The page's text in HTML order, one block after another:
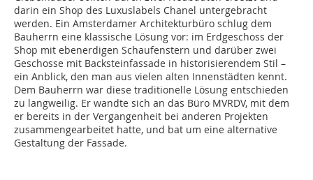
darin ein Shop des Luxuslabels Chanel untergebracht
werden. Ein Amsterdamer Architekturbüro schlug dem
Bauherrn eine klassische Lösung vor: im Erdgeschoss der
Shop mit ebenerdigen Schaufenstern und darüber zwei
Geschosse mit Backsteinfassade in historisierendem Stil –
ein Anblick, den man aus vielen alten Innenstädten kennt.
Dem Bauherrn war diese traditionelle Lösung entschieden
zu langweilig. Er wandte sich an das Büro MVRDV, mit dem
er bereits in der Vergangenheit bei anderen Projekten
zusammengearbeitet hatte, und bat um eine alternative
Gestaltung der Fassade.